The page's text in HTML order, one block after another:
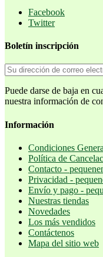
Facebook
Twitter
Boletín inscripción
Puede darse de baja en
nuestra información de
Información
Condiciones
Política de
Contacto -
Privacidad -
Envío y pago -
Nuestras tiendas
Novedades
Los más vendidos
Contáctenos
Mapa del sitio web